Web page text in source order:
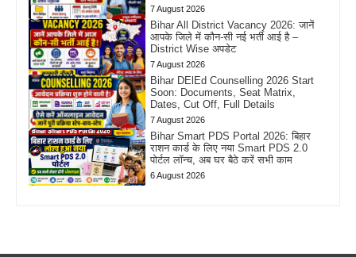
7 August 2026
Bihar All District Vacancy 2026: जानें
आपके जिले में कौन-सी नई भर्ती आई है –
District Wise अपडेट
7 August 2026
Bihar DElEd Counselling 2026 Start
Soon: Documents, Seat Matrix,
Dates, Cut Off, Full Details
7 August 2026
Bihar Smart PDS Portal 2026: बिहार
राशन कार्ड के लिए नया Smart PDS 2.0
पोर्टल लॉन्च, अब घर बैठे करें सभी काम
6 August 2026